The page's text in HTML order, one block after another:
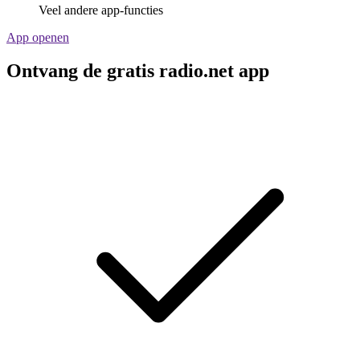
Veel andere app-functies
App openen
Ontvang de gratis radio.net app